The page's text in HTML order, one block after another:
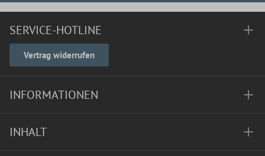
SERVICE-HOTLINE
Vertrag widerrufen
INFORMATIONEN
INHALT